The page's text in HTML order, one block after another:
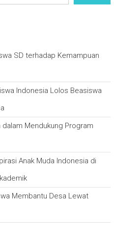
SD terhadap Kemampuan
Indonesia Lolos Beasiswa
Mendukung Program
Anak Muda Indonesia di
Membantu Desa Lewat